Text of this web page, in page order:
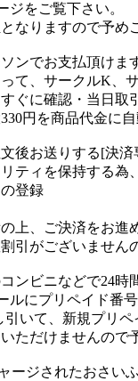
をご覧下さい。
なりますので予め
ンでお支払頂けま
て、サークルK、
ぐに確認・当日取
円を商品代金に
文後お送りする[決
ティを保持する為、
登録
上、ご決済をお進
引がございません
ンビニなどで24時
にプリペイド番
いて、新規プリペ
ただけませんので
ージされたおさい